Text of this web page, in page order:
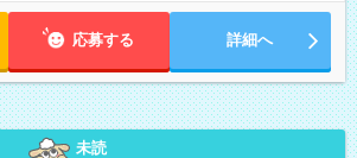
応募する 詳細へ
未読